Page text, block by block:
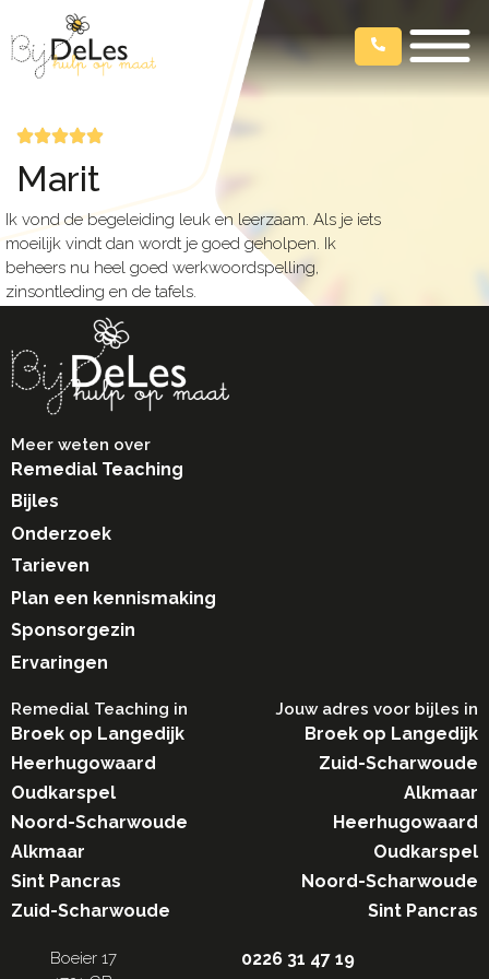
Marit
Ik vond de begeleiding leuk en leerzaam. Als je iets
moeilijk vindt dan wordt je goed geholpen. Ik
beheers nu heel goed werkwoordspelling,
zinsontleding en de tafels.
Boeier 17
0226 31 47 19
Meer weten over
Remedial Teaching
Bijles
Onderzoek
Tarieven
Plan een kennismaking
Sponsorgezin
Ervaringen
Remedial Teaching in​
Broek op Langedijk
Heerhugowaard
Oudkarspel
Noord-Scharwoude
Alkmaar
Sint Pancras
Zuid-Scharwoude
Jouw adres voor bijles in
Broek op Langedijk
Zuid-Scharwoude
Alkmaar
Heerhugowaard
Oudkarspel
Noord-Scharwoude
Sint Pancras